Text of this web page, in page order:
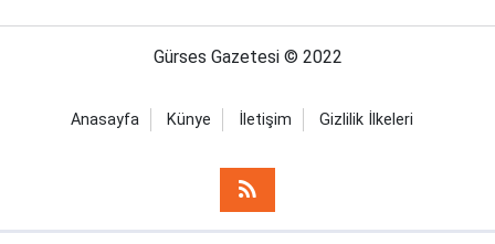
Gürses Gazetesi © 2022
Anasayfa Künye İletişim Gizlilik İlkeleri